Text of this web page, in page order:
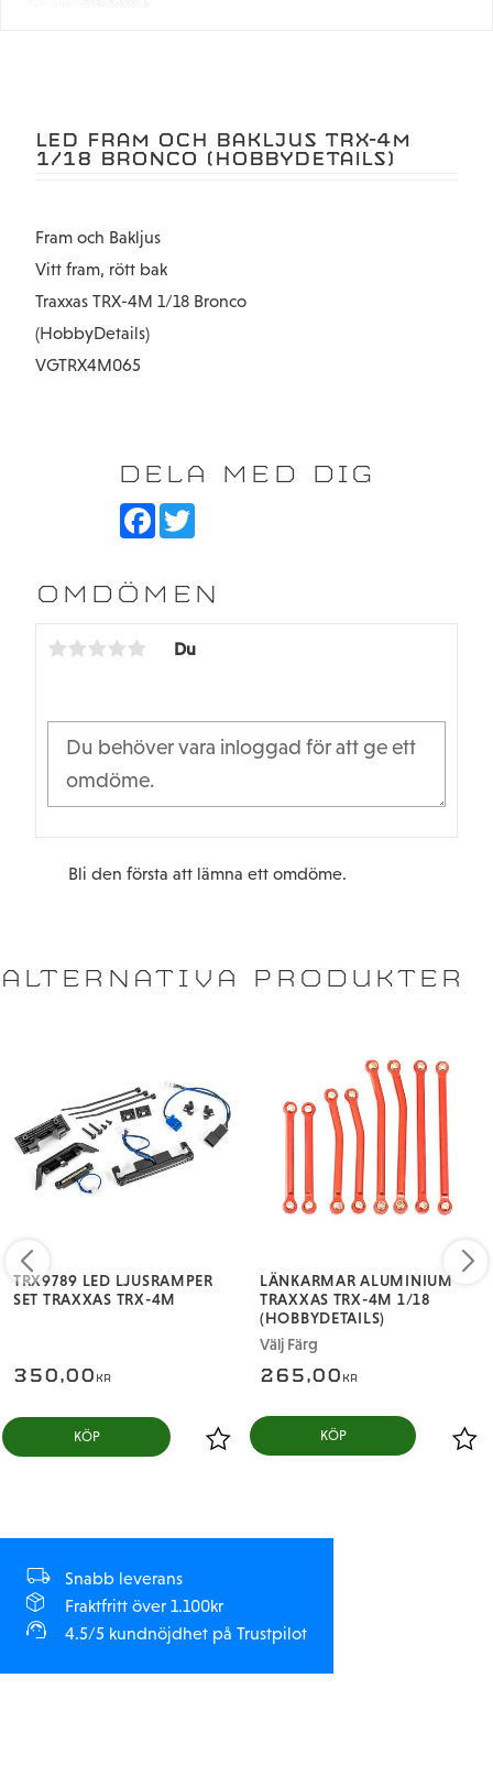
LED FRAM OCH BAKLJUS TRX-4M
1/18 BRONCO (HOBBYDETAILS)
Fram och Bakljus
Vitt fram, rött bak
Traxxas TRX-4M 1/18 Bronco
(HobbyDetails)
VGTRX4M065
DELA MED DIG
F
b
o
T
t
e
OMDÖMEN
Du
Bli den första att lämna ett omdöme.
ALTERNATIVA PRODUKTER
TRX9789 LED LJUSRAMPER
SET TRAXXAS TRX-4M
350,00 KR
KÖP
LÄNKARMAR ALUMINIUM
TRAXXAS TRX-4M 1/18
(HOBBYDETAILS)
Välj Färg
265,00 KR
Snabb leverans
Fraktfritt över 1.100kr
4.5/5 kundnöjdhet på Trustpilot